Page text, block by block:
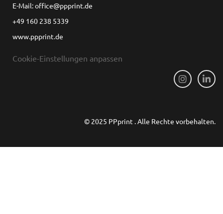
E-Mail: office@ppprint.de
+49 160 238 5339
www.ppprint.de
Cookie-Einstellungen anpassen
© 2025 PPprint . Alle Rechte vorbehalten.